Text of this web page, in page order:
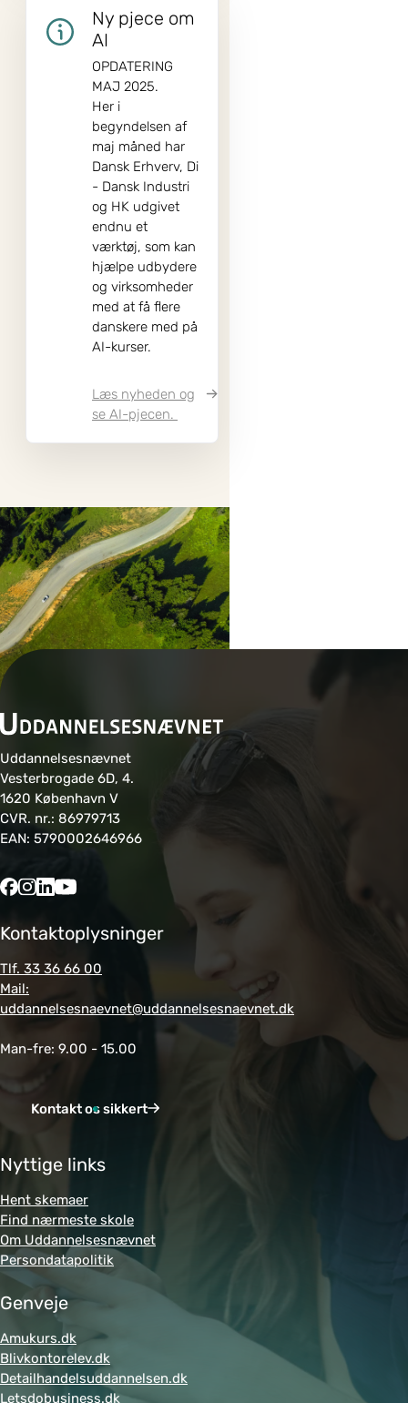
Ny pjece om
AI
OPDATERING
MAJ 2025.
Her i
begyndelsen af
maj måned har
Dansk Erhverv, Di
- Dansk Industri
og HK udgivet
endnu et
værktøj, som kan
hjælpe udbydere
og virksomheder
med at få flere
danskere med på
AI-kurser.
Læs nyheden og
se AI-pjecen.
Uddannelsesnævnet
Vesterbrogade 6D, 4.
1620 København V
CVR. nr.: 86979713
EAN: 5790002646966
Kontaktoplysninger
Tlf. 33 36 66 00
Mail:
uddannelsesnaevnet@uddannelsesnaevnet.dk
Man-fre: 9.00 - 15.00
Kontakt os sikkert
Nyttige links
Hent skemaer
Find nærmeste skole
Om Uddannelsesnævnet
Persondatapolitik
Genveje
Amukurs.dk
Blivkontorelev.dk
Detailhandelsuddannelsen.dk
Letsdobusiness.dk